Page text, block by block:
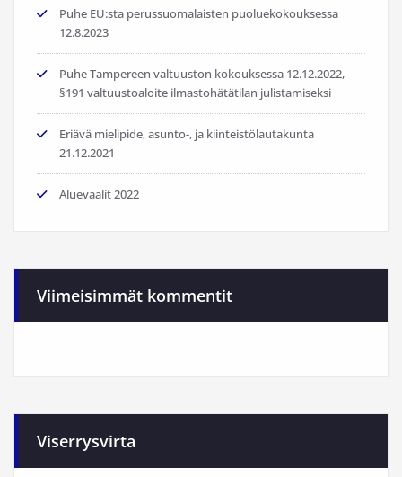
Puhe EU:sta perussuomalaisten puoluekokouksessa
12.8.2023
Puhe Tampereen valtuuston kokouksessa 12.12.2022,
§191 valtuustoaloite ilmastohätätilan julistamiseksi
Eriävä mielipide, asunto-, ja kiinteistölautakunta
21.12.2021
Aluevaalit 2022
Viimeisimmät kommentit
Viserrysvirta